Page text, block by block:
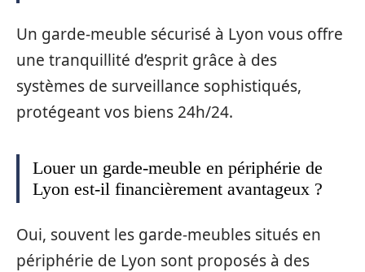
Un garde-meuble sécurisé à Lyon vous offre
une tranquillité d’esprit grâce à des
systèmes de surveillance sophistiqués,
protégeant vos biens 24h/24.
Louer un garde-meuble en périphérie de
Lyon est-il financièrement avantageux ?
Oui, souvent les garde-meubles situés en
périphérie de Lyon sont proposés à des